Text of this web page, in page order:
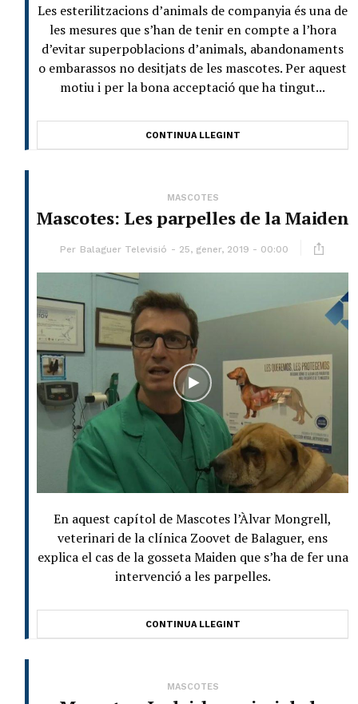
Les esterilitzacions d’animals de companyia és una de
les mesures que s’han de tenir en compte a l’hora
d’evitar superpoblacions d’animals, abandonaments
o embarassos no desitjats de les mascotes. Per aquest
motiu i per la bona acceptació que ha tingut...
CONTINUA LLEGINT
MASCOTES
Mascotes: Les parpelles de la Maiden
Per Balaguer Televisió 25, gener, 2019 - 00:00
En aquest capítol de Mascotes l’Àlvar Mongrell,
veterinari de la clínica Zoovet de Balaguer, ens
explica el cas de la gosseta Maiden que s’ha de fer una
intervenció a les parpelles.
CONTINUA LLEGINT
MASCOTES